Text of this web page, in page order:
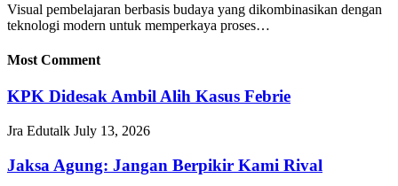
Visual pembelajaran berbasis budaya yang dikombinasikan dengan
teknologi modern untuk memperkaya proses…
Most Comment
KPK Didesak Ambil Alih Kasus Febrie
Jra Edutalk July 13, 2026
Jaksa Agung: Jangan Berpikir Kami Rival